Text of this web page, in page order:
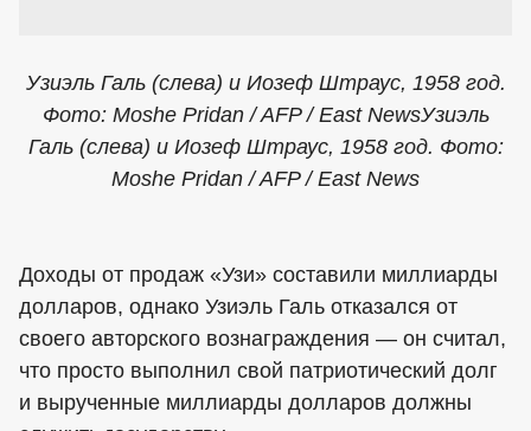
Узиэль Галь (слева) и Иозеф Штраус, 1958 год.
Фото: Moshe Pridan / AFP / East NewsУзиэль
Галь (слева) и Иозеф Штраус, 1958 год. Фото:
Moshe Pridan / AFP / East News
Доходы от продаж «Узи» составили миллиарды
долларов, однако Узиэль Галь отказался от
своего авторского вознаграждения — он считал,
что просто выполнил свой патриотический долг
и вырученные миллиарды долларов должны